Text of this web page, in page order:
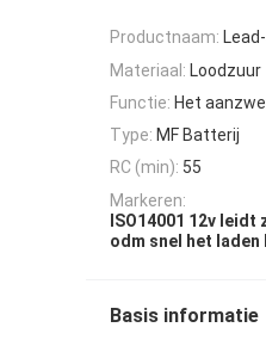
Productnaam:
Materiaal: Loodzuur
Functie: Het
Type: MF Batterij
RC (min): 55
Markeren:
ISO14001 12v
odm snel het
Basis informatie